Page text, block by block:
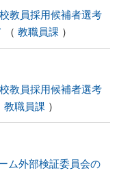
教員採用候補者選考
教職員課
教員採用候補者選考
教職員課
ム外部検証委員会の